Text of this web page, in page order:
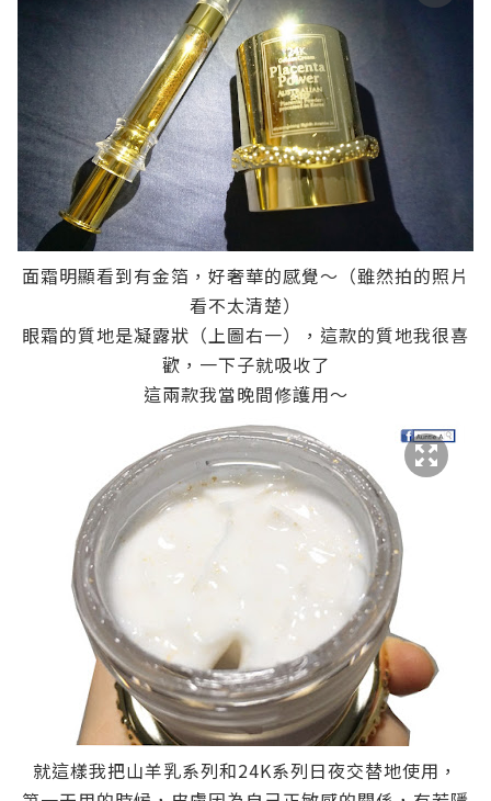
面霜明顯看到有金箔，好奢華的感覺～（雖然拍的照片
看不太清楚）
眼霜的質地是凝露狀（上圖右一），這款的質地我很喜
歡，一下子就吸收了
這兩款我當晚間修護用～
就這樣我把山羊乳系列和24K系列日夜交替地使用，